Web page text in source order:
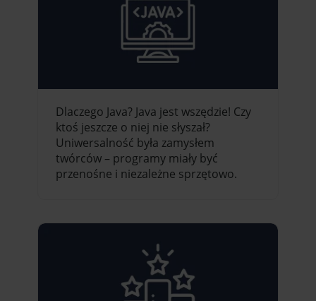
Dlaczego Java? Java jest wszędzie! Czy
ktoś jeszcze o niej nie słyszał?
Uniwersalność była zamysłem
twórców – programy miały być
przenośne i niezależne sprzętowo.